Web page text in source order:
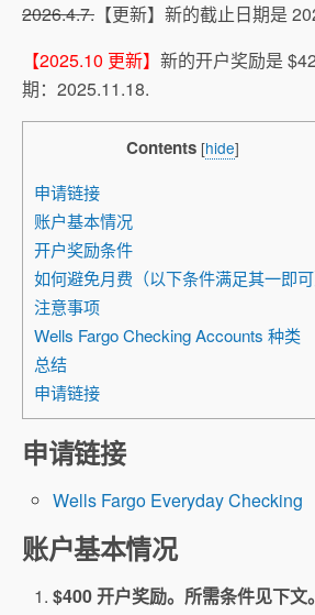
2026.4.7. 【更新】新的截止日期是
【2025.10 更新】 新的开户奖励是
期：2025.11.18.
Contents [hide]
申请链接
账户基本情况
开户奖励条件
如何避免月费（以下条件满足其一即可
注意事项
Wells Fargo Checking Accounts 种类
总结
申请链接
申请链接
Wells Fargo Everyday Checking
账户基本情况
$400 开户奖励。所需条件见下文